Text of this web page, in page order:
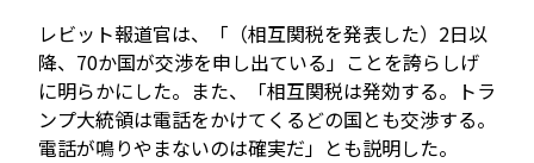
レビット報道官は、「（相互関税を発表した）2日以
降、70か国が交渉を申し出ている」ことを誇らしげ
に明らかにした。また、「相互関税は発効する。トラ
ンプ大統領は電話をかけてくるどの国とも交渉する。
電話が鳴りやまないのは確実だ」とも説明した。